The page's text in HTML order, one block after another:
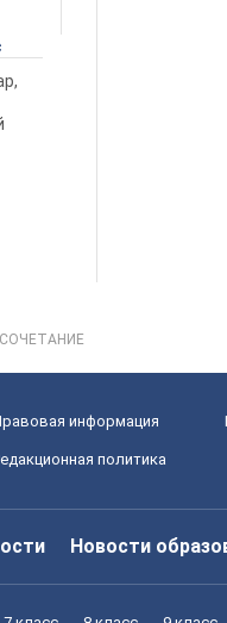
информация
политика
Новости